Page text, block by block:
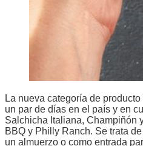
La nueva categoría de
un par de días en el país y en
Salchicha Italiana, Champiñón
BBQ y Philly Ranch. Se trata
un almuerzo o como entrada